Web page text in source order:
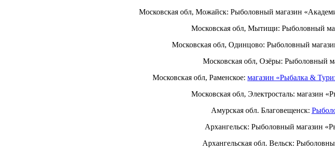
Московская обл, Можайск: Рыболовный магазин
Московская обл, Мытищи: Рыболовный
Московская обл, Одинцово: Рыболовный
Московская обл, Озёры: Рыболовный
Московская обл, Раменское: магазин «Рыбалка &
Московская обл, Электросталь: магазин
Амурская обл. Благовещенск:
Архангельск: Рыболовный магазин
Архангельская обл. Вельск: